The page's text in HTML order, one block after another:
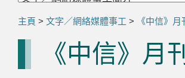
主頁 > 文字／網絡媒體事工 > 《中信》月
《中信》月刊